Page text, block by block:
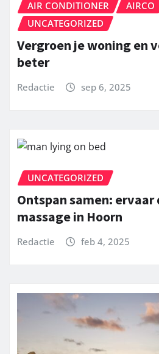
AIR CONDITIONER AIRCO
UNCATEGORIZED
Vergroen je woning en
beter
Redactie sep 6, 2025
UNCATEGORIZED
Ontspan samen:
massage in Hoorn
Redactie feb 4, 2025